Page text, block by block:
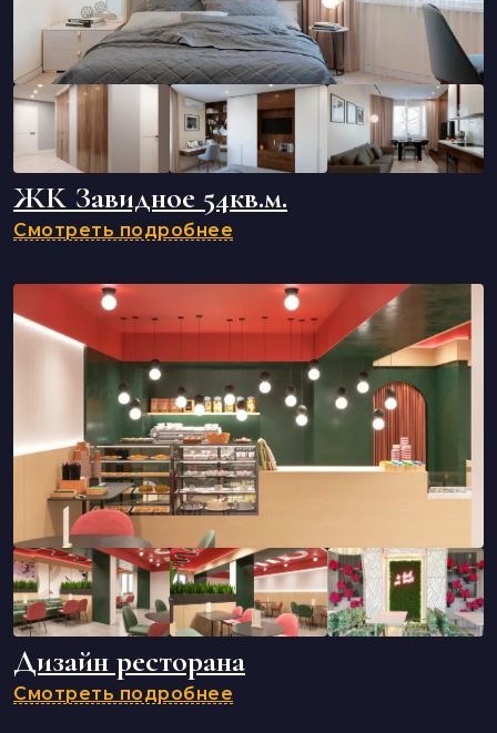
ЖК Завидное 54кв.м.
Смотреть подробнее
Дизайн ресторана
Смотреть подробнее